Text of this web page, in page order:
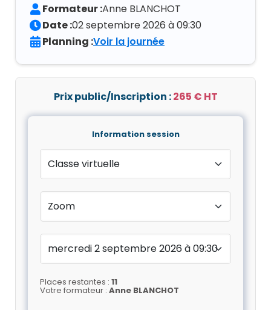
Formateur :Anne BLANCHOT
Date :02 septembre 2026 à 09:30
Planning :Voir la journée
Prix public/Inscription :265 € HT
Information session
Places restantes : 11
Votre formateur : Anne BLANCHOT